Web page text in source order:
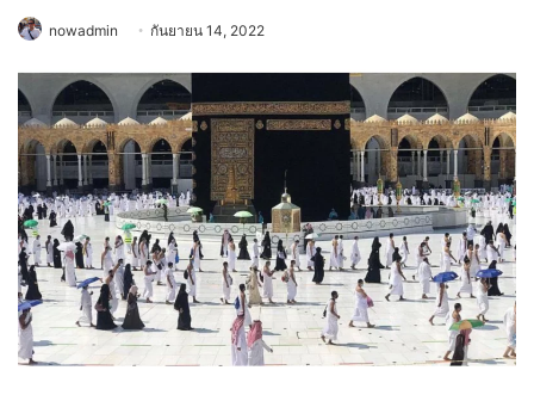
nowadmin กันยายน 14, 2022